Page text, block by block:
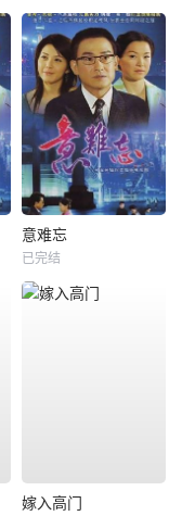
意难忘
已完结
嫁入高门